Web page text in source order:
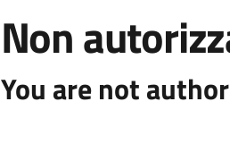
Non
You are not